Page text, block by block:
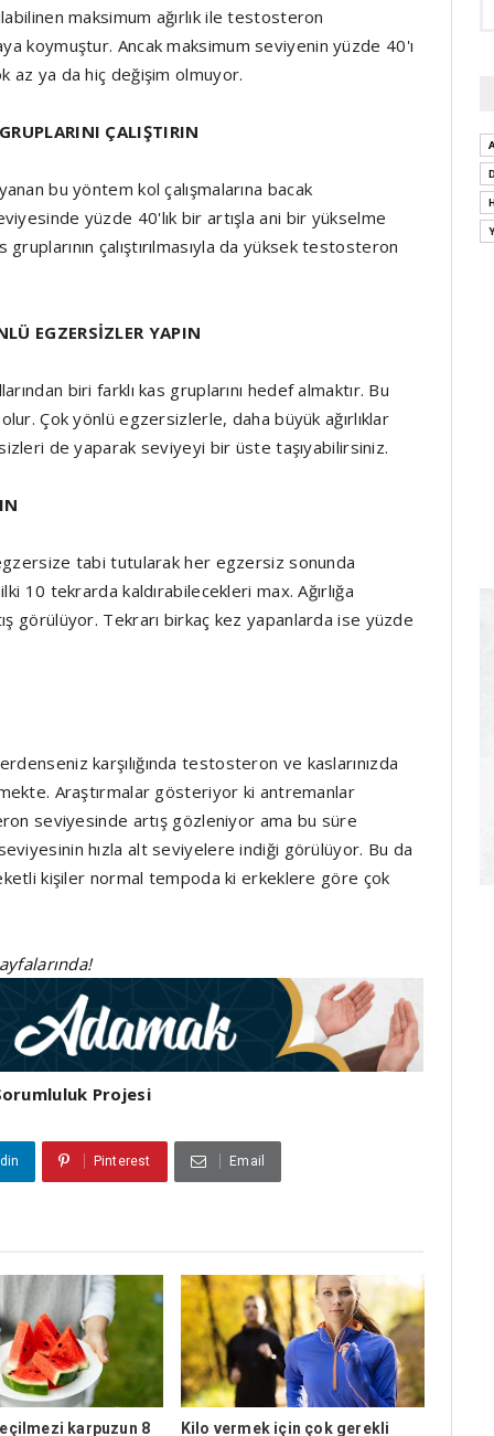
maksimum ağırlık ile testosteron
koymuştur. Ancak maksimum seviyenin yüzde 40'ı
az ya da hiç değişim olmuyor.
ÇALIŞTIRIN
bu yöntem kol çalışmalarına bacak
yüzde 40'lık bir artışla ani bir yükselme
çalıştırılmasıyla da yüksek testosteron
EGZERSİZLER YAPIN
biri farklı kas gruplarını hedef almaktır. Bu
Çok yönlü egzersizlerle, daha büyük ağırlıklar
de yaparak seviyeyi bir üste taşıyabilirsiniz.
tabi tutularak her egzersiz sonunda
tekrarda kaldırabilecekleri max. Ağırlığa
görülüyor. Tekrarı birkaç kez yapanlarda ise yüzde
karşılığında testosteron ve kaslarınızda
Araştırmalar gösteriyor ki antremanlar
seviyesinde artış gözleniyor ama bu süre
hızla alt seviyelere indiği görülüyor. Bu da
kişiler normal tempoda ki erkeklere göre çok
Projesi
Pinterest Email
karpuzun 8 Kilo vermek için çok gerekli